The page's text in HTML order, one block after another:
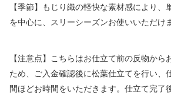
【季節】もじり織の軽快な素材感により、
を中心に、スリーシーズンお使いいただけ
【注意点】こちらはお仕立て前の反物か
ため、ご入金確認後に松葉仕立てを行い、
間ほどお時間をいただきます。仕立て完了